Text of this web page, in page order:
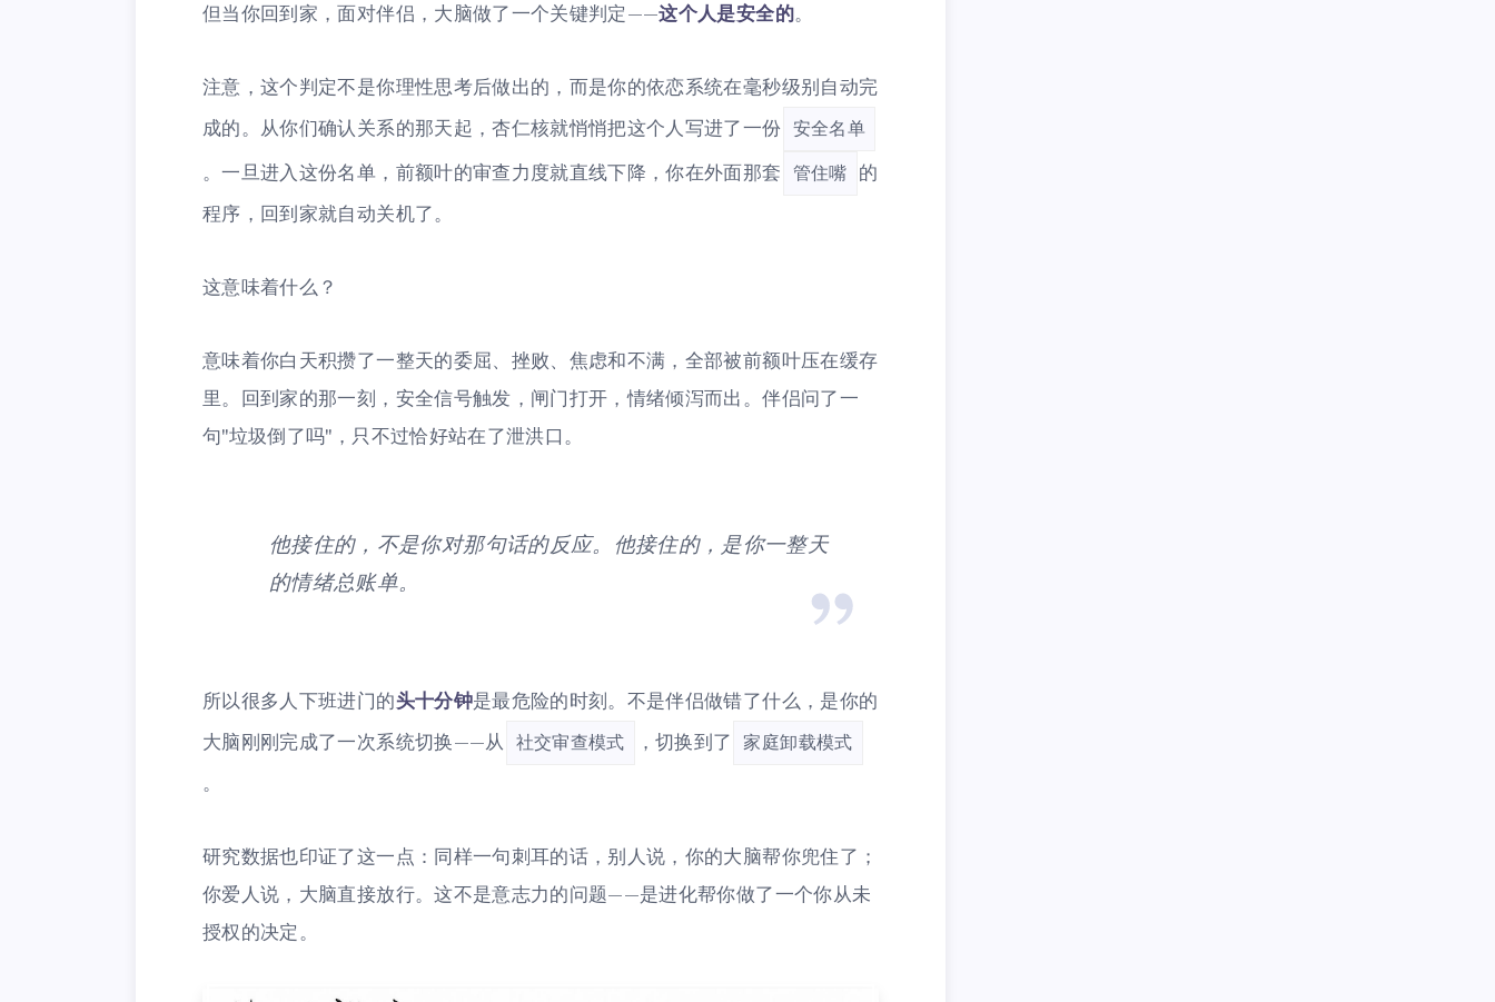
但当你回到家，面对伴侣，大脑做了一个关键判定——这个人是安全的。
注意，这个判定不是你理性思考后做出的，而是你的依恋系统在毫秒级别自动完
成的。从你们确认关系的那天起，杏仁核就悄悄把这个人写进了一份 安全名单
。一旦进入这份名单，前额叶的审查力度就直线下降，你在外面那套 管住嘴
的
程序，回到家就自动关机了。
这意味着什么？
意味着你白天积攒了一整天的委屈、挫败、焦虑和不满，全部被前额叶压在缓存
里。回到家的那一刻，安全信号触发，闸门打开，情绪倾泻而出。伴侣问了一
句"垃圾倒了吗"，只不过恰好站在了泄洪口。
他接住的，不是你对那句话的反应。他接住的，是你一整天
的情绪总账单。
所以很多人下班进门的头十分钟是最危险的时刻。不是伴侣做错了什么，是你的
大脑刚刚完成了一次系统切换——从
社交审查模式 ，切换到了 家庭卸载模式
。
研究数据也印证了这一点：同样一句刺耳的话，别人说，你的大脑帮你兜住了；
你爱人说，大脑直接放行。这不是意志力的问题——是进化帮你做了一个你从未
授权的决定。